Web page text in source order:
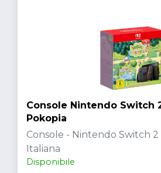
Console Nintendo Switch
Pokopia
Console - Nintendo Switch 2
Italiana
Disponibile